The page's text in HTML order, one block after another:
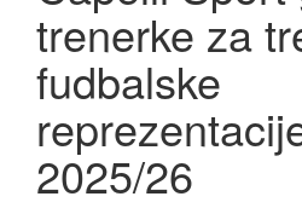
trenerke za
fudbalske
2025/26